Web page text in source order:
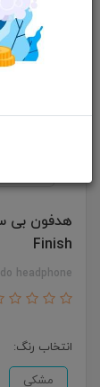
Finish
headphone
انتخاب رنگ:
مشکی